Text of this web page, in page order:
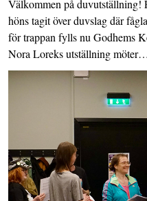
Välkommen på duvutställning!
höns tagit över duvslag där
för trappan fylls nu Godhems
Nora Loreks utställning möter…